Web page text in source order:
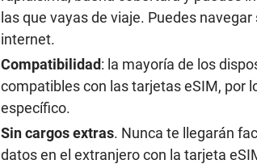
las que vayas de viaje. Puedes
internet.
Compatibilidad: la mayoría de los
compatibles con las tarjetas eSIM, por
específico.
Sin cargos extras. Nunca te llegarán
datos en el extranjero con la tarjeta